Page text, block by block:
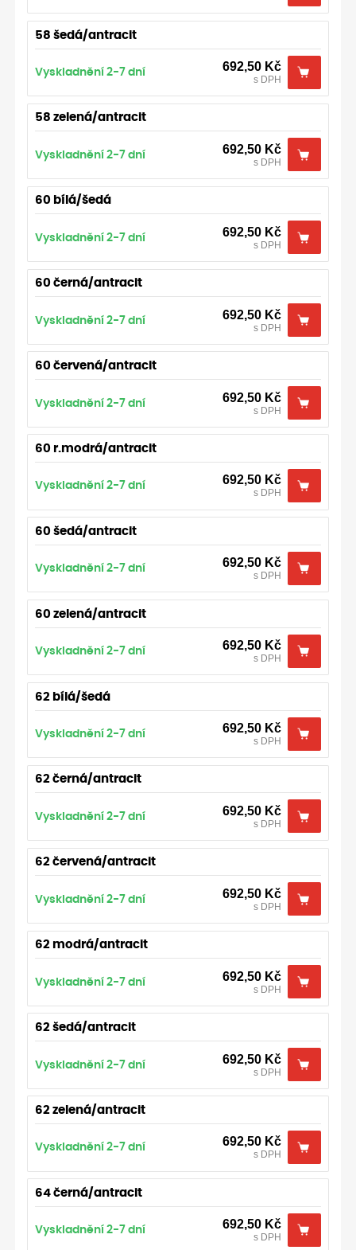
58 šedá/antracit
Vyskladnění 2-7 dní 692,50 Kč
s DPH
58 zelená/antracit
Vyskladnění 2-7 dní 692,50 Kč
s DPH
60 bílá/šedá
Vyskladnění 2-7 dní 692,50 Kč
s DPH
60 černá/antracit
Vyskladnění 2-7 dní 692,50 Kč
s DPH
60 červená/antracit
Vyskladnění 2-7 dní 692,50 Kč
s DPH
60 r.modrá/antracit
Vyskladnění 2-7 dní 692,50 Kč
s DPH
60 šedá/antracit
Vyskladnění 2-7 dní 692,50 Kč
s DPH
60 zelená/antracit
Vyskladnění 2-7 dní 692,50 Kč
s DPH
62 bílá/šedá
Vyskladnění 2-7 dní 692,50 Kč
s DPH
62 černá/antracit
Vyskladnění 2-7 dní 692,50 Kč
s DPH
62 červená/antracit
Vyskladnění 2-7 dní 692,50 Kč
s DPH
62 modrá/antracit
Vyskladnění 2-7 dní 692,50 Kč
s DPH
62 šedá/antracit
Vyskladnění 2-7 dní 692,50 Kč
s DPH
62 zelená/antracit
Vyskladnění 2-7 dní 692,50 Kč
s DPH
64 černá/antracit
Vyskladnění 2-7 dní 692,50 Kč
s DPH